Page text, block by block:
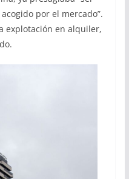
por el mercado”.
explotación en alquiler,